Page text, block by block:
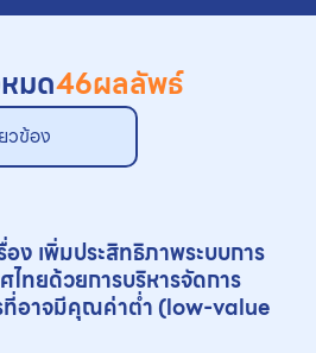
มด46ผลลัพธ์
วข้อง
ง เพิ่มประสิทธิภาพระบบการ
ไทยด้วยการบริหารจัดการ
ที่อาจมีคุณค่าต่ำ (low-value